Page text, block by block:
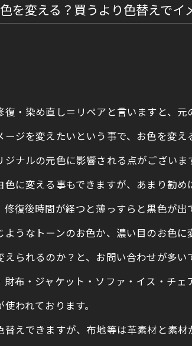
再メッキ等金具修理
を変える？買うより色替えで
・染め直し＝リペアと言いますと、元
ジを変えたいという事で、お色を変え
ナルの元色に影響される点がございま
に変える事もできますが、あまり勧め
復後時間が経つと薄っすらと黒色が出
うなトーンのお色か、濃い目のお色
られるのか？と、お問い合わせが多い
布・ジャケット・ソファ・イス・チェ
われております。
えできますが、布地等は革素材と素材